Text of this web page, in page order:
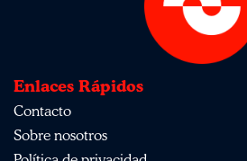
Enlaces Rápidos
Contacto
Sobre nosotros